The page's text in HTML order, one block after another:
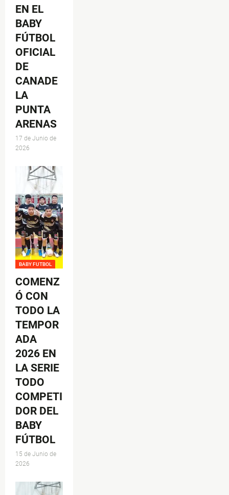
EN EL
BABY
FÚTBOL
OFICIAL
DE
CANADE
LA
PUNTA
ARENAS
17 de Junio de
2026
BABY FUTBOL
COMENZ
Ó CON
TODO LA
TEMPOR
ADA
2026 EN
LA SERIE
TODO
COMPETI
DOR DEL
BABY
FÚTBOL
15 de Junio de
2026